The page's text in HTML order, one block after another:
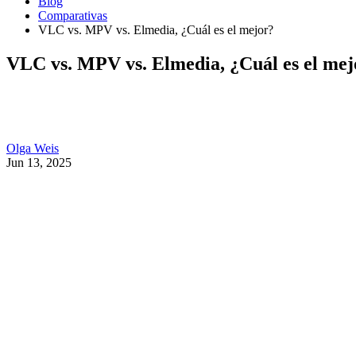
Comparativas
VLC vs. MPV vs. Elmedia, ¿Cuál es el mejor?
VLC vs. MPV vs. Elmedia, ¿Cuál es el
Olga Weis
Jun 13, 2025